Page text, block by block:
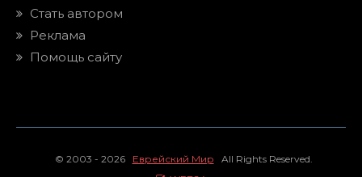
Стать автором
Реклама
Помощь сайту
© 2003 - 2026 Еврейский Мир All Rights Reserved.